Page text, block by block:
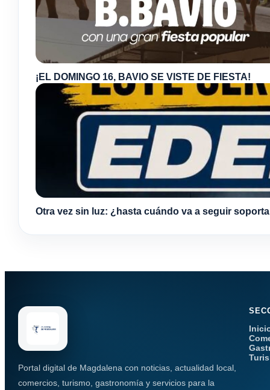
¡EL DOMINGO 16, BAVIO SE VISTE DE FIESTA!
Otra vez sin luz: ¿hasta cuándo va a seguir
Portal digital de Magdalena con noticias, actualidad local,
comercios, turismo, gastronomía y servicios para la